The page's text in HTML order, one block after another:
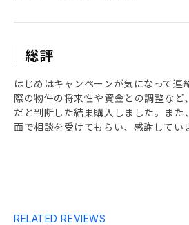
総評
はじめはキャンペーンが気になって連
際の物件の将来性や資金との調整など
だと判断した結果購入しました。また
面で相談を受けてもらい、感謝してい
RELATED REVIEWS